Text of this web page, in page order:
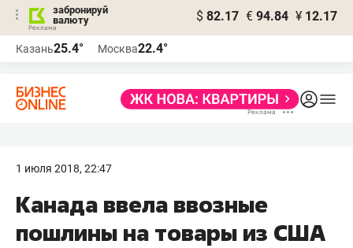
забронируй
валюту
$ 82.17 € 94.84 ¥ 12.17
Казань25.4° Москва22.4°
1 июля 2018, 22:47
Канада ввела ввозные
пошлины на товары из США